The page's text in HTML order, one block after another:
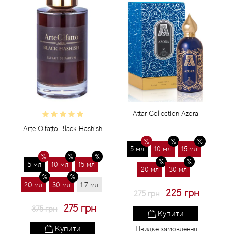
Arte Olfatto Black Hashish
5 мл 10 мл 15 мл
20 мл 30 мл 1.7 мл
375 грн 275 грн
Купити
Attar Collection Azora
5 мл 10 мл 15 мл
20 мл 30 мл
275 грн 225 грн
Купити
Швидке замовлення